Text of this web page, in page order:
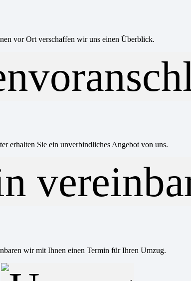
vor Ort verschaffen wir uns einen Überblick.
erhalten Sie ein unverbindliches Angebot von uns.
wir mit Ihnen einen Termin für Ihren Umzug.